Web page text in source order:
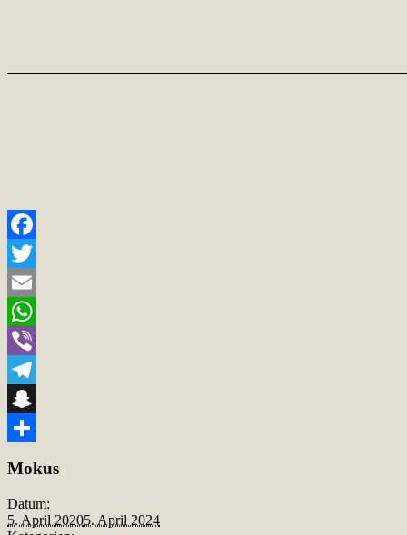
Facebook
Twitter
Email
WhatsApp
Viber
Telegram
Snapchat
Mokus
Datum:
5. April 20205. April 2024